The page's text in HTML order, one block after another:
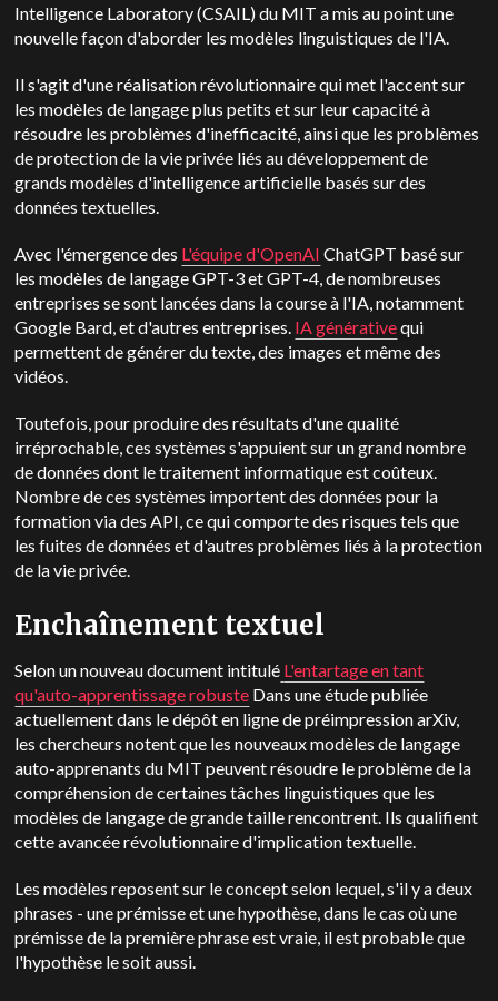
Intelligence Laboratory (CSAIL) du MIT a mis au point une
nouvelle façon d'aborder les modèles linguistiques de l'IA.
Il s'agit d'une réalisation révolutionnaire qui met l'accent sur
les modèles de langage plus petits et sur leur capacité à
résoudre les problèmes d'inefficacité, ainsi que les problèmes
de protection de la vie privée liés au développement de
grands modèles d'intelligence artificielle basés sur des
données textuelles.
Avec l'émergence des L'équipe d'OpenAI ChatGPT basé sur
les modèles de langage GPT-3 et GPT-4, de nombreuses
entreprises se sont lancées dans la course à l'IA, notamment
Google Bard, et d'autres entreprises. IA générativequi
permettent de générer du texte, des images et même des
vidéos.
Toutefois, pour produire des résultats d'une qualité
irréprochable, ces systèmes s'appuient sur un grand nombre
de données dont le traitement informatique est coûteux.
Nombre de ces systèmes importent des données pour la
formation via des API, ce qui comporte des risques tels que
les fuites de données et d'autres problèmes liés à la protection
de la vie privée.
Enchaînement textuel
Selon un nouveau document intitulé L'entartage en tant
qu'auto-apprentissage robuste Dans une étude publiée
actuellement dans le dépôt en ligne de préimpression arXiv,
les chercheurs notent que les nouveaux modèles de langage
auto-apprenants du MIT peuvent résoudre le problème de la
compréhension de certaines tâches linguistiques que les
modèles de langage de grande taille rencontrent. Ils qualifient
cette avancée révolutionnaire d'implication textuelle.
Les modèles reposent sur le concept selon lequel, s'il y a deux
phrases - une prémisse et une hypothèse, dans le cas où une
prémisse de la première phrase est vraie, il est probable que
l'hypothèse le soit aussi.